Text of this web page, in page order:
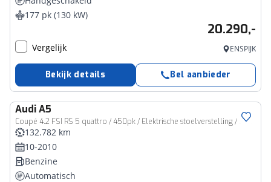
177 pk (130 kW)
20.290,-
Vergelijk ENSPIJK
Bekijk details Bel aanbieder
AudiA5
Coupé 4.2 FSI RS 5 quattro / 450pk / Elektrische stoelverstelling / Leder /
132.782 km
10-2010
Benzine
Automatisch